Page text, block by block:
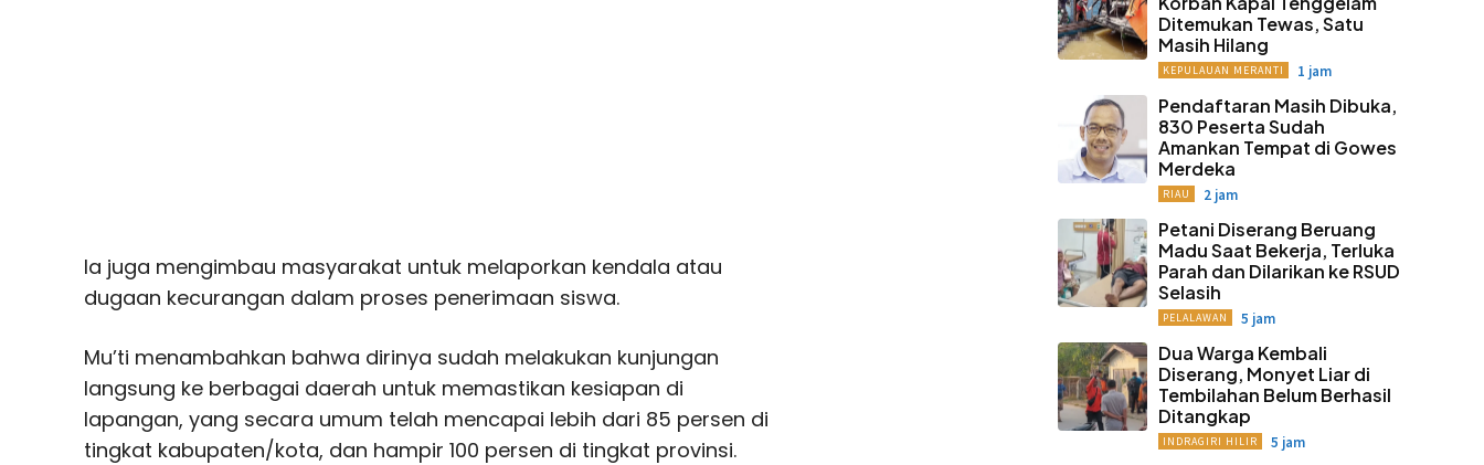
Ia juga mengimbau masyarakat untuk melaporkan kendala atau
dugaan kecurangan dalam proses penerimaan siswa.
Mu’ti menambahkan bahwa dirinya sudah melakukan kunjungan
langsung ke berbagai daerah untuk memastikan kesiapan di
lapangan, yang secara umum telah mencapai lebih dari 85 persen di
tingkat kabupaten/kota, dan hampir 100 persen di tingkat provinsi.
Ditemukan Tewas, Satu
Masih Hilang
KEPULAUAN MERANTI 1 jam
Pendaftaran Masih Dibuka,
830 Peserta Sudah
Amankan Tempat di Gowes
Merdeka
RIAU 2 jam
Petani Diserang Beruang
Madu Saat Bekerja, Terluka
Parah dan Dilarikan ke RSUD
Selasih
PELALAWAN 5 jam
Dua Warga Kembali
Diserang, Monyet Liar di
Tembilahan Belum Berhasil
Ditangkap
INDRAGIRI HILIR 5 jam